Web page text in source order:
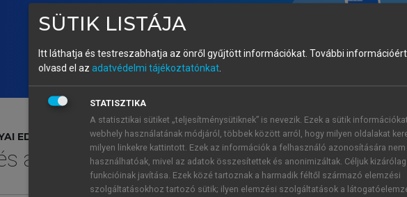
EDIT (SZERK.)
a 21. században
SÜTIK LISTÁJA
Itt láthatja és testreszabhatja az önről gyűjtött információkat. További
olvasd el az adatvédelmi tájékoztatónkat.
STATISZTIKA
A statisztikai sütiket „teljesítménysütiknek” is nevezik. Ezek a sütik
webhely használatának módjáról, többek között arról, hogy milyen oldalakat
milyen linkekre kattintott. Ezek az információk a felhasználó azonosítására nem
használhatóak, mivel az adatok összesítettek és anonimizáltak. Céljuk kizárólag
funkcióinak javítása. Ezek közé tartoznak a harmadik féltől származó elemzési
szolgáltatásokhoz tartozó sütik; ilyen elemzési szolgáltatások a